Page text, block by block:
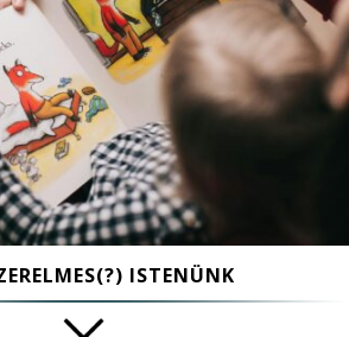
ISTENÜNK